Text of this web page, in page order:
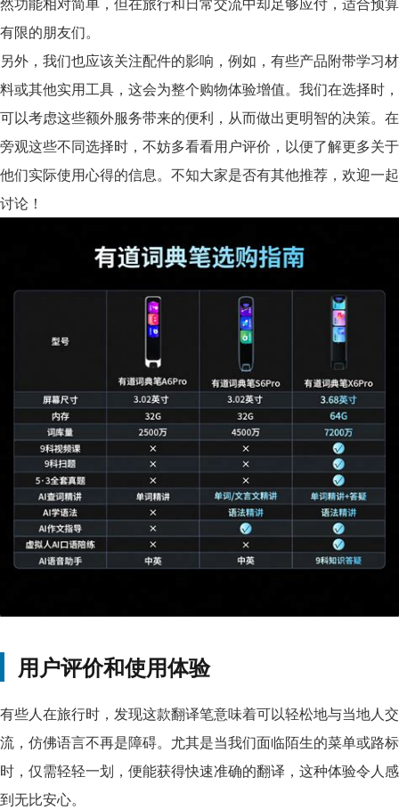
有限的朋友们。
另外，我们也应该关注配件的影响，例如，有些产品附带学习材
料或其他实用工具，这会为整个购物体验增值。我们在选择时，
可以考虑这些额外服务带来的便利，从而做出更明智的决策。在
旁观这些不同选择时，不妨多看看用户评价，以便了解更多关于
他们实际使用心得的信息。不知大家是否有其他推荐，欢迎一起
讨论！
用户评价和使用体验
有些人在旅行时，发现这款翻译笔意味着可以轻松地与当地人交
流，仿佛语言不再是障碍。尤其是当我们面临陌生的菜单或路标
时，仅需轻轻一划，便能获得快速准确的翻译，这种体验令人感
到无比安心。